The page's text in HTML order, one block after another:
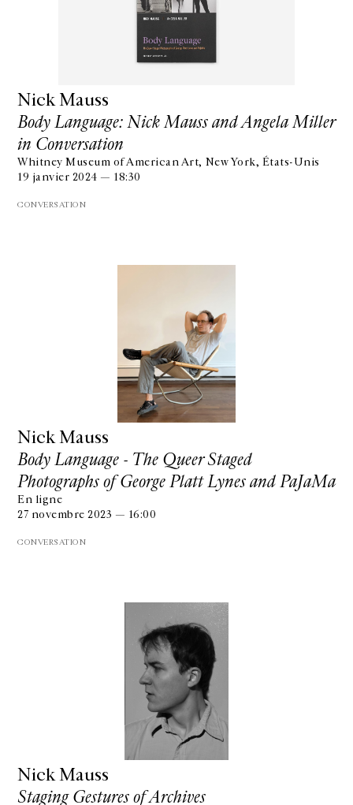
Nick Mauss
Body Language: Nick Mauss and Angela Miller
in Conversation
Whitney Museum of American Art, New York, États-Unis
19 janvier 2024 — 18:30
CONVERSATION
Nick Mauss
Body Language - The Queer Staged
Photographs of George Platt Lynes and PaJaMa
En ligne
27 novembre 2023 — 16:00
CONVERSATION
Nick Mauss
Staging Gestures of Archives
HORAIRES D'OUVERTURE
DU MARDI AU VENDREDI